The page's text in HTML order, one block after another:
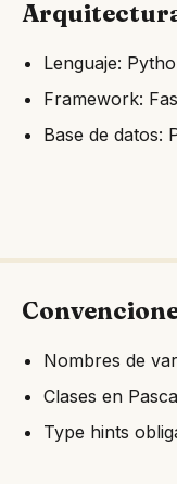
Lenguaje:
Framework:
Base de datos:
Nombres de
Clases en
Type hints